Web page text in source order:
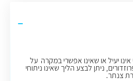
יעיל או שאינו אפשרי במקרה על
ניתן לבצע הליך שאינו ניתוחי
צנתר.